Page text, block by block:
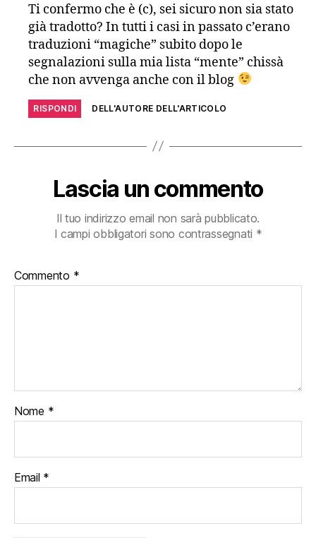
Anti-Spam by CleanTalk
Ti confermo che è (c), sei sicuro non sia stato
già tradotto? In tutti i casi in passato c’erano
traduzioni “magiche” subito dopo le
segnalazioni sulla mia lista “mente” chissà
che non avvenga anche con il blog
RISPONDI DELL'AUTORE DELL'ARTICOLO
Lascia un commento
Il tuo indirizzo email non sarà pubblicato.
I campi obbligatori sono contrassegnati *
Commento *
Nome *
Email *